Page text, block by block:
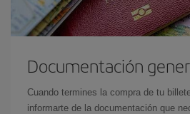
Documentación
Cuando termines la compra de tu
informarte de la documentación que